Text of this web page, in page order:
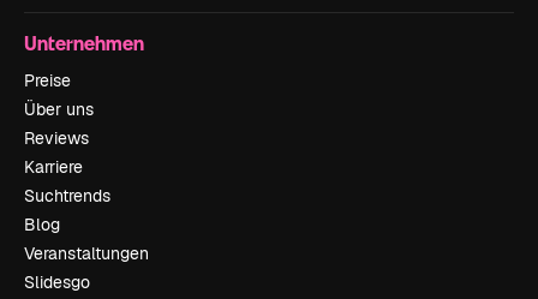
Unternehmen
Preise
Über uns
Reviews
Karriere
Suchtrends
Blog
Veranstaltungen
Slidesgo